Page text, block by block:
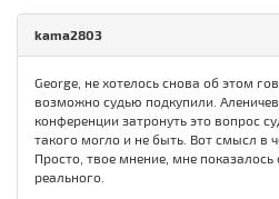
kama2803
George, не хотелось снова об этом
возможно судью подкупили.
конференции затронуть это вопрос
такого могло и не быть. Вот смысл в
Просто, твое мнение, мне показалось
реального.